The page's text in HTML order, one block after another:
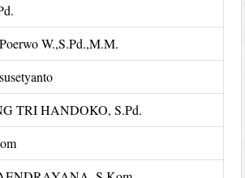
W.,S.Pd.,M.M.
TRI HANDOKO, S.Pd.